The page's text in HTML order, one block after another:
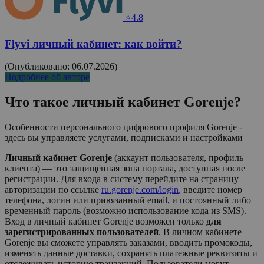
⭐4.8
Flyvi личный кабинет: как войти?
(Опубликовано: 06.07.2026)
Подробнее об авторе
Что такое личный кабинет Gorenje?
Особенности персонального цифрового профиля Gorenje -
здесь вы управляете услугами, подписками и настройками
Личный кабинет Gorenje (аккаунт пользователя, профиль
клиента) — это защищённая зона портала, доступная после
регистрации. Для входа в систему перейдите на страницу
авторизации по ссылке ru.gorenje.com/login, введите номер
телефона, логин или привязанный email, и постоянный либо
временный пароль (возможно использование кода из SMS).
Вход в личный кабинет Gorenje возможен только для
зарегистрированных пользователей. В личном кабинете
Gorenje вы сможете управлять заказами, вводить промокоды,
изменять данные доставки, сохранять платежные реквизиты и